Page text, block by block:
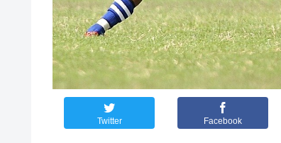
Twitter Facebook